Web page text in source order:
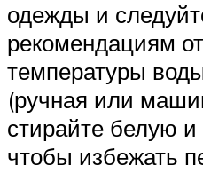
одежды и
рекомендациям
температуры
(ручная или
стирайте белую
чтобы избежать